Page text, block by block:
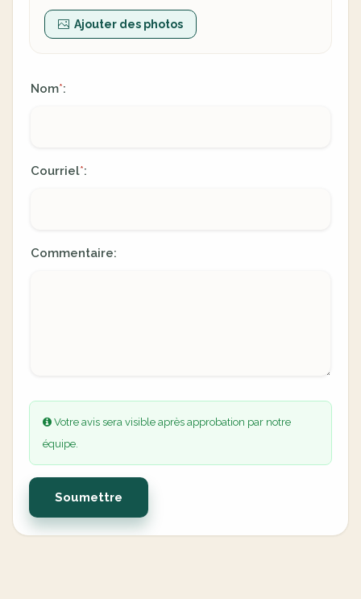
Ajouter des photos
Nom*:
Courriel*:
Commentaire:
Votre avis sera visible après approbation par notre
équipe.
Soumettre